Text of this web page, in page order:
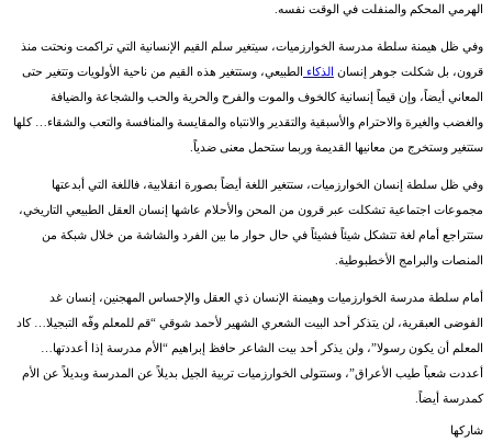
الهرمي المحكم والمنفلت في الوقت نفسه.
وفي ظل هيمنة سلطة مدرسة الخوارزميات، سيتغير سلم القيم الإنسانية التي تراكمت ونحتت منذ
قرون، بل شكلت جوهر إنسان الذكاء الطبيعي، وستتغير هذه القيم من ناحية الأولويات وتتغير حتى
المعاني أيضاً، وإن قيماً إنسانية كالخوف والموت والفرح والحرية والحب والشجاعة والضيافة
والغضب والغيرة والاحترام والأسبقية والتقدير والانتباه والمقايسة والمنافسة والتعب والشقاء… كلها
ستتغير وستخرج من معانيها القديمة وربما ستحمل معنى ضدياً.
وفي ظل سلطة إنسان الخوارزميات، ستتغير اللغة أيضاً بصورة انقلابية، فاللغة التي أبدعتها
مجموعات اجتماعية تشكلت عبر قرون من المحن والأحلام عاشها إنسان العقل الطبيعي التاريخي،
ستتراجع أمام لغة تتشكل شيئاً فشيئاً في حال حوار ما بين الفرد والشاشة من خلال شبكة من
المنصات والبرامج الأخطبوطية.
أمام سلطة مدرسة الخوارزميات وهيمنة الإنسان ذي العقل والإحساس المهجنين، إنسان غد
الفوضى العبقرية، لن يتذكر أحد البيت الشعري الشهير لأحمد شوقي “قم للمعلم وفّه التبجيلا… كاد
المعلم أن يكون رسولا”، ولن يذكر أحد بيت الشاعر حافظ إبراهيم “الأم مدرسة إذا أعددتها…
أعددت شعباً طيب الأعراق”، وستتولى الخوارزميات تربية الجيل بديلاً عن المدرسة وبديلاً عن الأم
كمدرسة أيضاً.
شاركها